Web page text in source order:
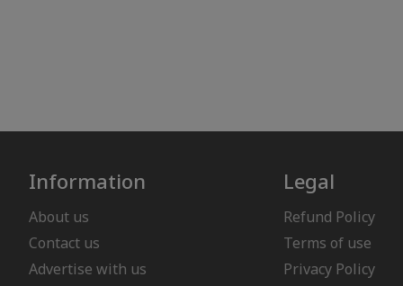
Information
About us
Contact us
Advertise with us
Legal
Refund Policy
Terms of use
Privacy Policy